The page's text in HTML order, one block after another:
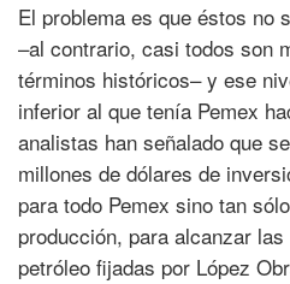
El problema es que éstos no
–al contrario, casi todos son
términos históricos– y ese
inferior al que tenía Pemex
analistas han señalado que
millones de dólares de
para todo Pemex sino tan
producción, para alcanzar
petróleo fijadas por López